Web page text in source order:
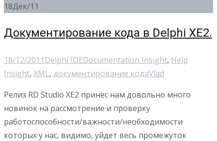
18Дек/11
Документирование кода в Delphi XE2.
18/12/2011 Delphi IDEDocumentation Insight, Help
Insight, XML, документирование кодаVlad
Релиз RD Studio XE2 принес нам довольно много
новинок на рассмотрение и проверку
работоспособности/важности/необходимости
которых у нас, видимо, уйдет весь промежуток